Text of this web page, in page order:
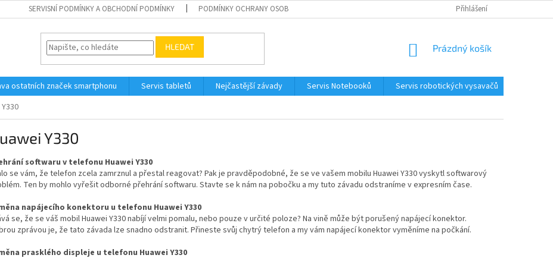
SERVISNÍ PODMÍNKY A OBCHODNÍ PODMÍNKY PODMÍNKY OCHRANY OSOBNÍCH ÚDAJŮ Přihlášení
HLEDAT
NÁKUPNÍ
Prázdný košík
ostatních značek smartphonu Servis tabletů Nejčastější závady Servis Notebooků Servis robotických vysavačů
Y330
softwaru v telefonu Huawei Y330
se vám, že telefon zcela zamrznul a přestal reagovat? Pak je pravděpodobné, že se ve vašem mobilu Huawei Y330 vyskytl softwarový
Ten by mohlo vyřešit odborné přehrání softwaru. Stavte se k nám na pobočku a my tuto závadu odstraníme v expresním čase.
napájecího konektoru u telefonu Huawei Y330
se, že se váš mobil Huawei Y330 nabíjí velmi pomalu, nebo pouze v určité poloze? Na vině může být porušený napájecí konektor.
zprávou je, že tato závada lze snadno odstranit. Přineste svůj chytrý telefon a my vám napájecí konektor vyměníme na počkání.
prasklého displeje u telefonu Huawei Y330